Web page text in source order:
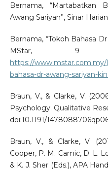
Bernama, “Martabatkan
Awang Sariyan”, Sinar
Bernama, “Tokoh Bahasa
MStar, 9
https://
bahasa-dr-awang-sariyan-
Braun, V., & Clarke, V.
Psychology. Qualitative
doi:10.1191/
Braun, V., & Clarke, V.
Cooper, P. M. Camic, D. L.
& K. J. Sher (Eds.), APA